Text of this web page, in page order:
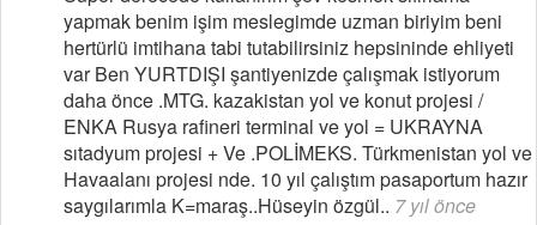
yapmak benim işim meslegimde uzman biriyim beni
hertürlü imtihana tabi tutabilirsiniz hepsininde ehliyeti
var Ben YURTDIŞI şantiyenizde çalışmak istiyorum
daha önce .MTG. kazakistan yol ve konut projesi /
ENKA Rusya rafineri terminal ve yol = UKRAYNA
sıtadyum projesi + Ve .POLİMEKS. Türkmenistan yol ve
Havaalanı projesi nde. 10 yıl çalıştım pasaportum hazır
saygılarımla K=maraş..Hüseyin özgül.. 7 yıl önce